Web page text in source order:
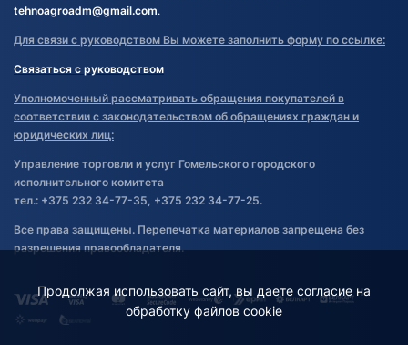
tehnoagroadm@gmail.com.
Для связи с руководством Вы можете заполнить форму по ссылке:
Связаться с руководством
Уполномоченный рассматривать обращения покупателей в
соответствии с законодательством об обращениях граждан и
юридических лиц:
Управление торговли и услуг Гомельского городского
исполнительного комитета
тел.: +375 232 34-77-35, +375 232 34-77-25.
Все права защищены. Перепечатка материалов запрещена без
разрешения правообладателя.
Продолжая использовать сайт, вы даете согласие на
обработку файлов cookie